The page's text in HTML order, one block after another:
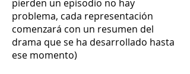
pierden un episodio no hay
problema, cada representación
comenzará con un resumen del
drama que se ha desarrollado hasta
ese momento)